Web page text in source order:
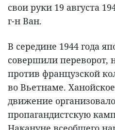
свои руки 19 августа
г-н Ван.
В середине 1944 года
совершили переворот,
против французской
во Вьетнаме.
движение
пропагандистскую